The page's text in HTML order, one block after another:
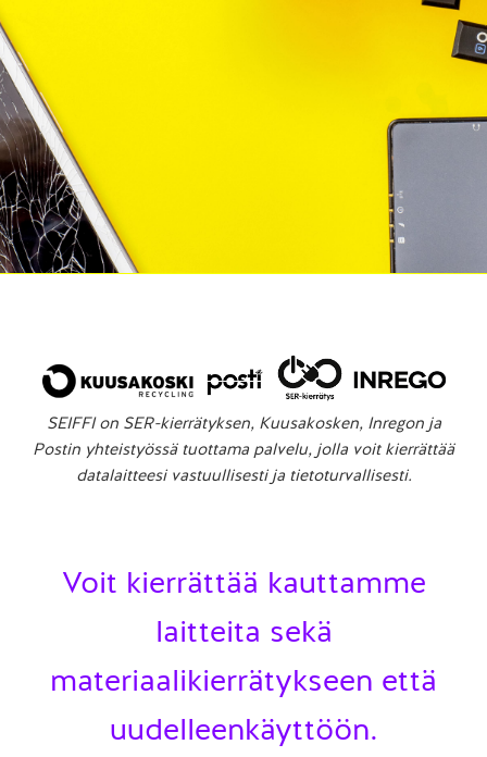
SEIFFI on SER-kierrätyksen, Kuusakosken, Inregon ja
Postin yhteistyössä tuottama palvelu, jolla voit kierrättää
datalaitteesi vastuullisesti ja tietoturvallisesti.
Voit kierrättää kauttamme
laitteita sekä
materiaalikierrätykseen että
uudelleenkäyttöön.